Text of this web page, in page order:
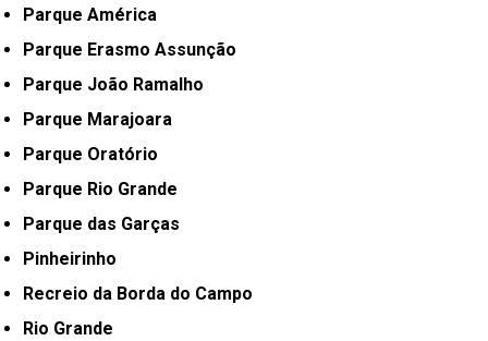
Parque América
Parque Erasmo Assunção
Parque João Ramalho
Parque Marajoara
Parque Oratório
Parque Rio Grande
Parque das Garças
Pinheirinho
Recreio da Borda do Campo
Rio Grande